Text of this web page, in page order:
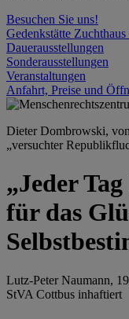
Besuchen Sie uns!
Gedenkstätte
Dauerausstellungen
Sonderausstellungen
Veranstaltungen
Anfahrt, Preise und
Dieter Dombrowski,
„versuchter
„Jeder
für das
Lutz-Peter Naumann,
StVA Cottbus inhaftiert